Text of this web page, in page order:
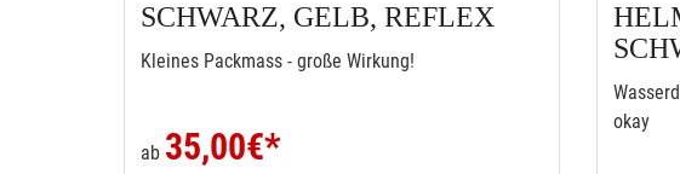
SCHWARZ, GELB, REFLEX
Kleines Packmass - große Wirkung!
ab 35,00€*
okay